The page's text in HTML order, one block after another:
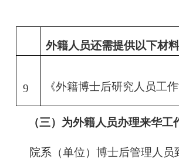
外籍人员还需提供以下材
9 《外籍博士后研究人员工作
（三）为外籍人员办理来华工
院系（单位）博士后管理人